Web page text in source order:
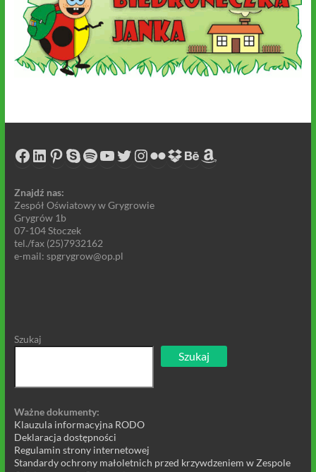
Facebook
LinkedIn
Pinterest
Skype
Spotify
YouTube
Twitter
Instagram
Flickr
Dropbox
Behance
Amazon
Znajdź nas:
Zespół Oświatowy w Grygrowie
Grygrów 1b
07-104 Stoczek
tel./fax (25)7932162
e-mail: spgrygrow@op.pl
Szukaj
Szukaj
Ważne dokumenty:
Klauzula informacyjna RODO
Deklaracja dostępności
Regulamin strony internetowej
Standardy ochrony małoletnich przed krzywdzeniem w Zespole